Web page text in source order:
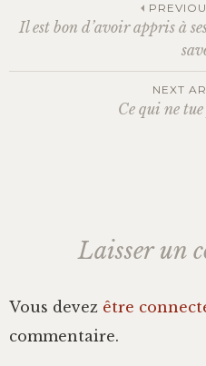
Altruisme
Société
Navigation
Il est bon d’avoir appris à
NEXT
Ce qui ne
Laisser un
Vous devez être
commentaire.